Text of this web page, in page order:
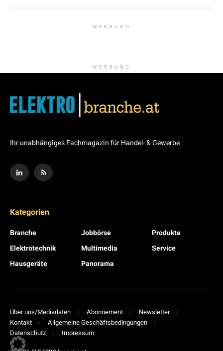
WERBUNG
WERBUNG
Ihr unabhängiges Fachmagazin für Handel- & Gewerbe
Kategorien
Branche
Elektrotechnik
Hausgeräte
Jobbörse
Multimedia
Panorama
Produkte
Service
Über uns/Mediadaten Abonnement
Newsletter
Kontakt
Allgemeine Geschäftsbedingungen
Datenschutz
Impressum